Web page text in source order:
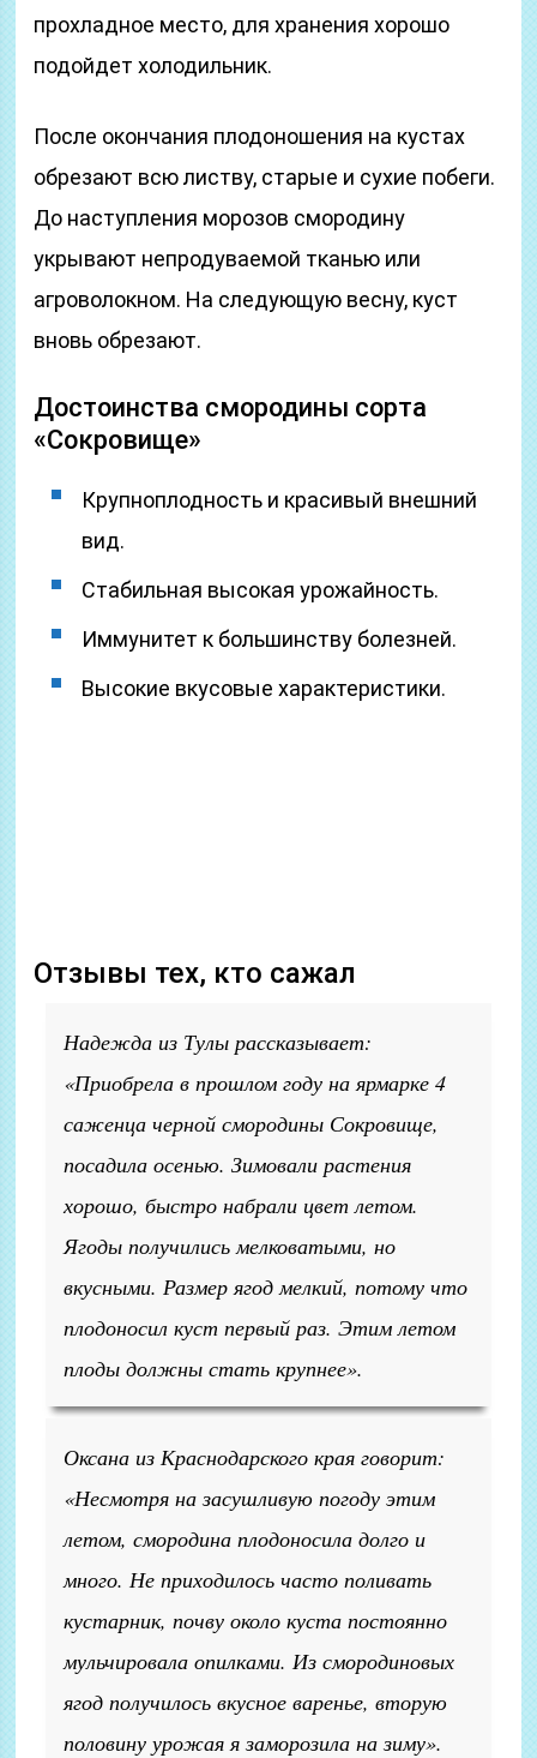
прохладное место, для хранения хорошо
подойдет холодильник.
После окончания плодоношения на кустах
обрезают всю листву, старые и сухие побеги.
До наступления морозов смородину
укрывают непродуваемой тканью или
агроволокном. На следующую весну, куст
вновь обрезают.
Достоинства смородины сорта
«Сокровище»
Крупноплодность и красивый внешний
вид.
Стабильная высокая урожайность.
Иммунитет к большинству болезней.
Высокие вкусовые характеристики.
Отзывы тех, кто сажал
Надежда из Тулы рассказывает:
«Приобрела в прошлом году на ярмарке 4
саженца черной смородины Сокровище,
посадила осенью. Зимовали растения
хорошо, быстро набрали цвет летом.
Ягоды получились мелковатыми, но
вкусными. Размер ягод мелкий, потому что
плодоносил куст первый раз. Этим летом
плоды должны стать крупнее».
Оксана из Краснодарского края говорит:
«Несмотря на засушливую погоду этим
летом, смородина плодоносила долго и
много. Не приходилось часто поливать
кустарник, почву около куста постоянно
мульчировала опилками. Из смородиновых
ягод получилось вкусное варенье, вторую
половину урожая я заморозила на зиму».